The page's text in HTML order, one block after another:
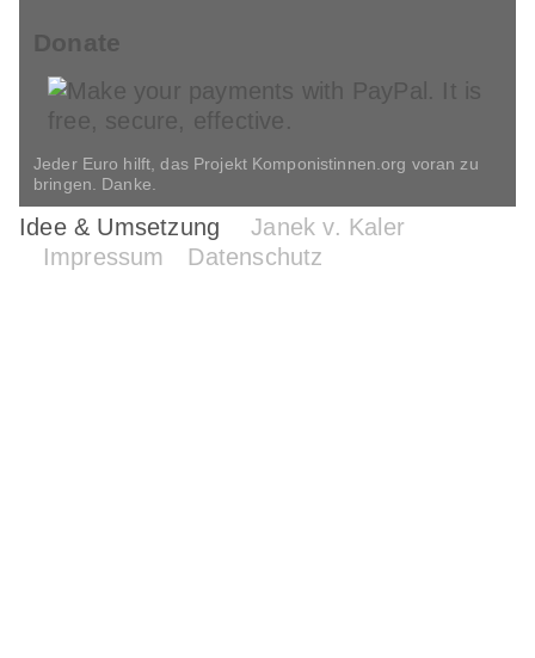
Donate
Jeder Euro hilft, das Projekt Komponistinnen.org voran zu
bringen. Danke.
Idee & Umsetzung
Janek v. Kaler
Impressum
Datenschutz